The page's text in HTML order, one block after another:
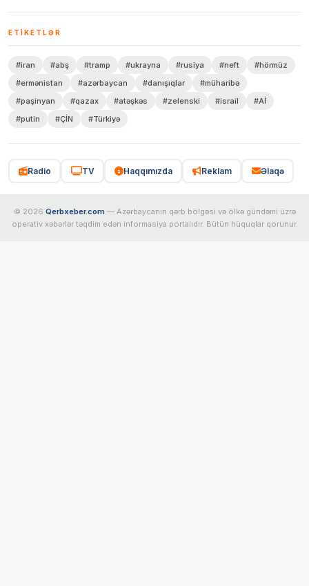
ETIKETLƏR
#iran #abş #tramp #ukrayna #rusiya #neft
#hörmüz
#ermənistan
#azərbaycan #danışıqlar
#müharibə
#paşinyan
#qazax #atəşkəs #zelenski #israil
#Aİ
#putin
#ÇİN #Türkiyə
Radio TV Haqqımızda Reklam Əlaqə
© 2026 Qerbxeber.com — Azərbaycanın qərb bölgəsi və ölkə gündəmi üzrə
operativ xəbərlər təqdim edən informasiya portalıdır. Bütün hüquqlar qorunur.